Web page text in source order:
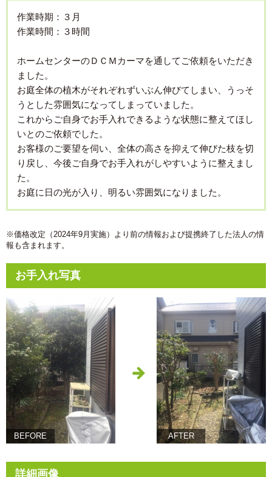
作業時期：３月
作業時間：３時間
ホームセンターのＤＣＭカーマを通してご依頼をいただき
ました。
お庭全体の植木がそれぞれずいぶん伸びてしまい、うっそ
うとした雰囲気になってしまっていました。
これからご自身でお手入れできるような状態に整えてほし
いとのご依頼でした。
お客様のご要望を伺い、全体の高さを抑えて伸びた枝を切
り戻し、今後ご自身でお手入れがしやすいように整えまし
た。
お庭に日の光が入り、明るい雰囲気になりました。
※価格改定（2024年9月実施）より前の情報および提携終了した法人の情
報も含まれます。
お手入れ写真
BEFORE AFTER
詳細画像